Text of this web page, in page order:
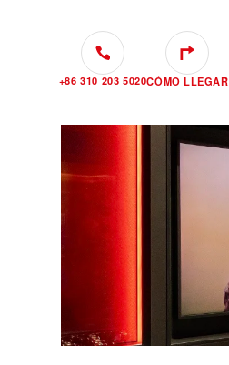
+86 310 203 5020CÓMO LLEGAR